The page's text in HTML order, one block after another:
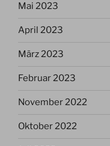
Mai 2023
April 2023
März 2023
Februar 2023
November 2022
Oktober 2022